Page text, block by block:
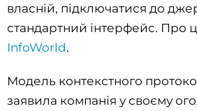
власній, підключатися до
стандартний інтерфейс. Про
InfoWorld.
Модель контекстного
заявила компанія у своєму